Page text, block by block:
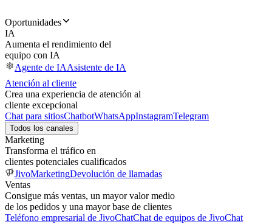
Oportunidades
IA
Aumenta el rendimiento del
equipo con IA
Agente de IAAsistente de IA
Atención al cliente
Crea una experiencia de atención al
cliente excepcional
Chat para sitiosChatbotWhatsAppInstagramTelegram
Todos los canales
Marketing
Transforma el tráfico en
clientes potenciales cualificados
JivoMarketingDevolución de llamadas
Ventas
Consigue más ventas, un mayor valor medio
de los pedidos y una mayor base de clientes
Teléfono empresarial de JivoChatChat de equipos de JivoChat